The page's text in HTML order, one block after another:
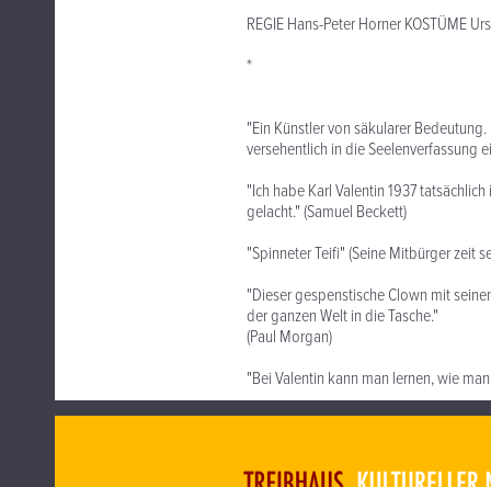
REGIE Hans-Peter Horner KOSTÜME
*
"Ein Künstler von säkularer
versehentlich in die Seelenverfassung
"Ich habe Karl Valentin 1937
gelacht." (Samuel Beckett)
"Spinneter Teifi" (Seine Mitbürger zeit
"Dieser gespenstische Clown mit
der ganzen Welt in die Tasche."
(Paul Morgan)
"Bei Valentin kann man lernen, wie